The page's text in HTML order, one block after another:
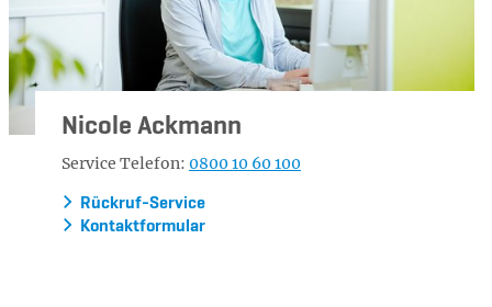
Nicole Ackmann
Service Telefon: 0800 10 60 100
Rückruf-Service
Kontaktformular